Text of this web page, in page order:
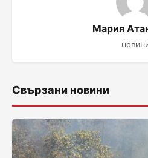
Мария
Свързани новини